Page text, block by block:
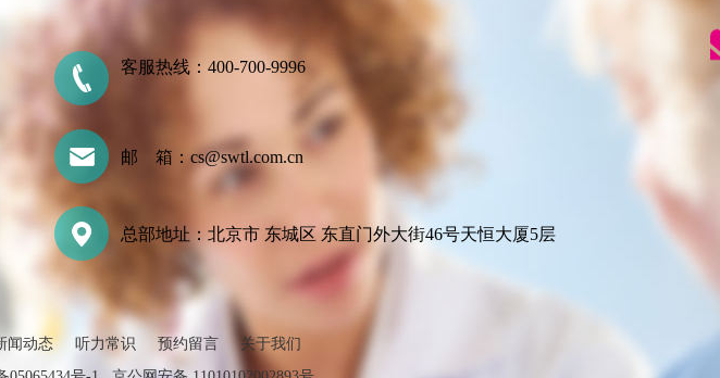
客服热线：400-700-9996
邮 箱：cs@swtl.com.cn
总部地址：北京市 东城区 东直门外大街46号天恒大厦5层
闻动态 听力常识 预约留言
关于我们